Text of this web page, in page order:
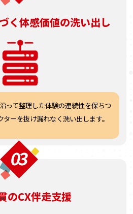
く体感価値の洗い出し
沿って整理した体験の連続性を保ちつ
ターを抜け漏れなく洗い出します。
のCX伴走支援